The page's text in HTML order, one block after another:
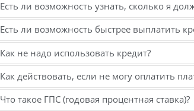
Есть ли возможность узнать, сколько я
Есть ли возможность быстрее выплатить
Как не надо использовать кредит?
Как действовать, если не могу оплатить
Что такое ГПС (годовая процентная ставка)?